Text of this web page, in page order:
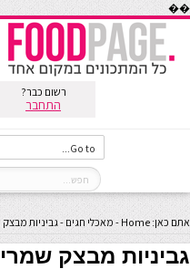
��
רשום כבר?
התחבר
אתם כאן: Home
- מאכלי חגים -גביניות
גביניות מבצק